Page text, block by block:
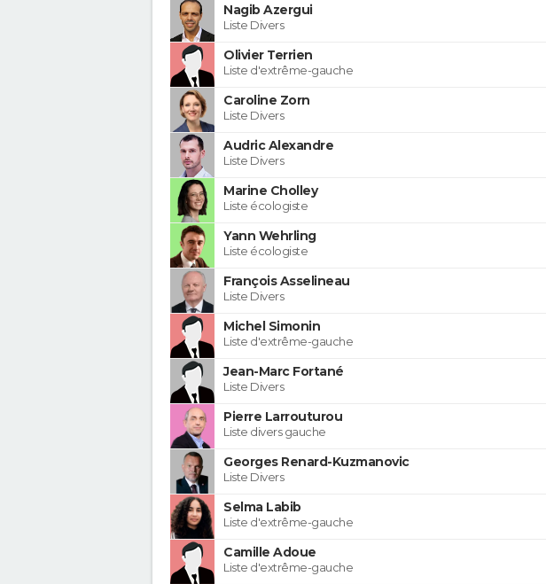
Nagib Azergui
Liste Divers
Olivier Terrien
Liste d'extrême-gauche
Caroline Zorn
Liste Divers
Audric Alexandre
Liste Divers
Marine Cholley
Liste écologiste
Yann Wehrling
Liste écologiste
François Asselineau
Liste Divers
Michel Simonin
Liste d'extrême-gauche
Jean-Marc Fortané
Liste Divers
Pierre Larrouturou
Liste divers gauche
Georges Renard-Kuzmanovic
Liste Divers
Selma Labib
Liste d'extrême-gauche
Camille Adoue
Liste d'extrême-gauche